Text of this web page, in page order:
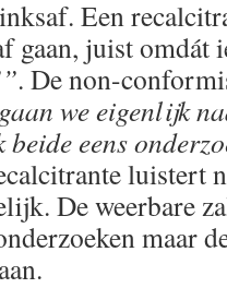
Een
gaan, juist omdát
. De non-
we eigenlijk
eens
luistert
De weerbare
maar